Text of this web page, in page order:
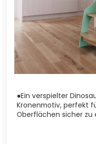
●Ein verspielter
Kronenmotiv, perfekt
Oberflächen sicher zu